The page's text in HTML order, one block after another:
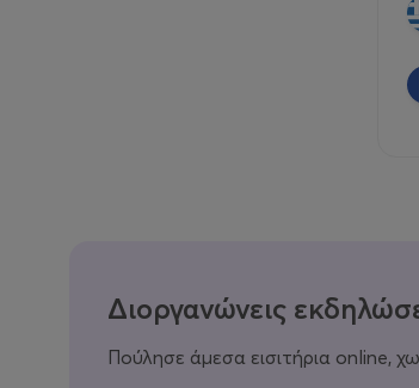
Διοργανώνεις
Πούλησε άμεσα εισιτήρια online,